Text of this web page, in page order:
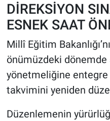
DİREKSİYON
ESNEK SAAT
Millî Eğitim
önümüzdeki dönemde
yönetmeliğine entegre
takvimini yeniden
Düzenlemenin